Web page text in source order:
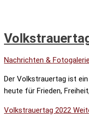
Nachrichten & Fotogalerie
Der Volkstrauertag ist
heute für Frieden,
Volkstrauertag 2022